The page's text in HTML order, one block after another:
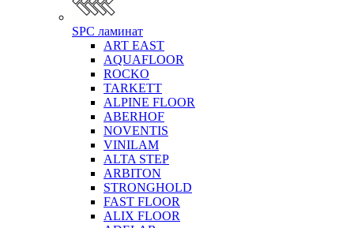
SPC ламинат
ART EAST
AQUAFLOOR
ROCKO
TARKETT
ALPINE FLOOR
ABERHOF
NOVENTIS
VINILAM
ALTA STEP
ARBITON
STRONGHOLD
FAST FLOOR
ALIX FLOOR